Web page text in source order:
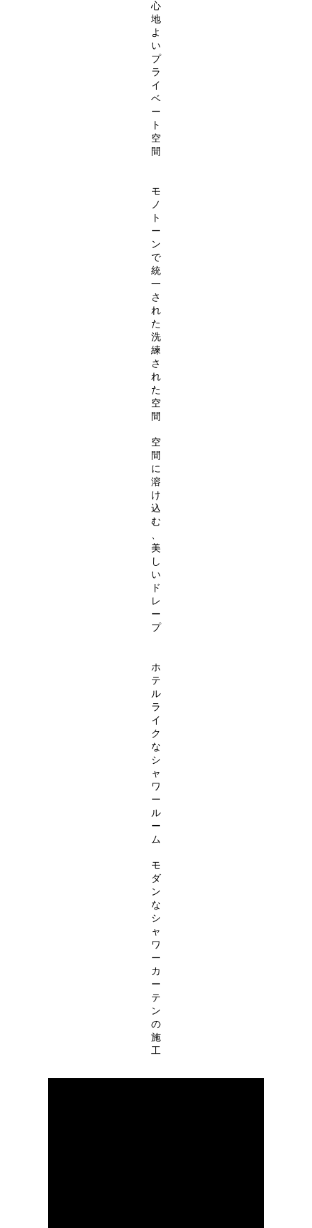
心
地
よ
い
プ
ラ
イ
ベ
ー
ト
空
間
モ
ノ
ト
ー
ン
で
統
一
さ
れ
た
洗
練
さ
れ
た
空
間
空
間
に
溶
け
込
む
、
美
し
い
ド
レ
ー
プ
ホ
テ
ル
ラ
イ
ク
な
シ
ャ
ワ
ー
ル
ー
ム
モ
ダ
ン
な
シ
ャ
ワ
ー
カ
ー
テ
ン
の
施
工